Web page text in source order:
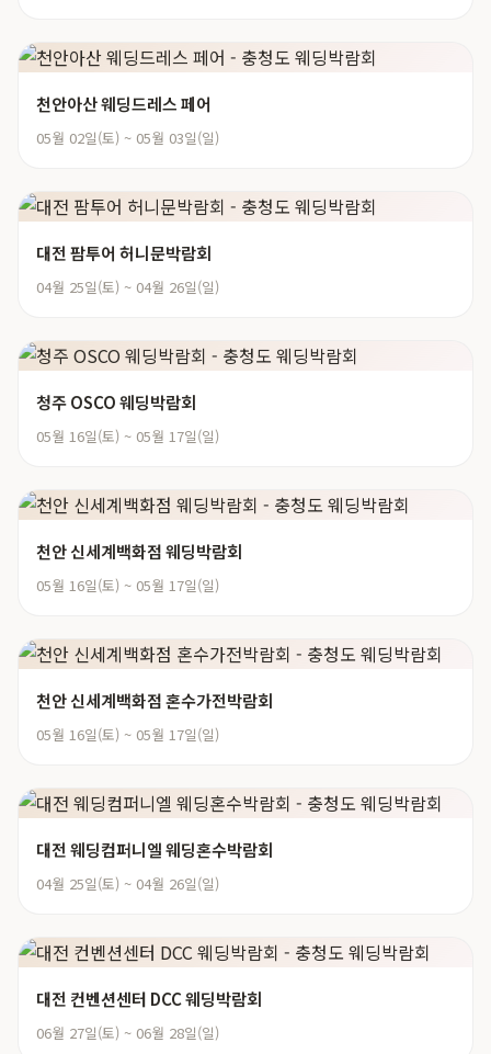
천안아산 웨딩드레스 페어
05월 02일(토) ~ 05월 03일(일)
대전 팜투어 허니문박람회
04월 25일(토) ~ 04월 26일(일)
청주 OSCO 웨딩박람회
05월 16일(토) ~ 05월 17일(일)
천안 신세계백화점 웨딩박람회
05월 16일(토) ~ 05월 17일(일)
천안 신세계백화점 혼수가전박람회
05월 16일(토) ~ 05월 17일(일)
대전 웨딩컴퍼니엘 웨딩혼수박람회
04월 25일(토) ~ 04월 26일(일)
대전 컨벤션센터 DCC 웨딩박람회
06월 27일(토) ~ 06월 28일(일)